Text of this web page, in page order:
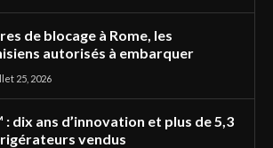
de blocage à Rome, les
autorisés à embarquer
25, 2026
dix ans d’innovation et plus de 5,3
vendus